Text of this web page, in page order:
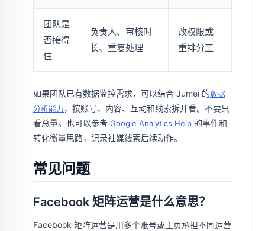
团队是
否接得
住
负责人、审核时
长、重复处理
改权限或
重排分工
如果团队已有数据监控需求，可以结合 Jumei 的数据
分析能力，按账号、内容、互动和线索拆开看。不要只
看总量。也可以参考 Google Analytics Help 的事件和
转化衡量思路，记录社媒线索后续动作。
常见问题
Facebook 矩阵运营是什么意思？
Facebook 矩阵运营是用多个账号或主页承担不同运营